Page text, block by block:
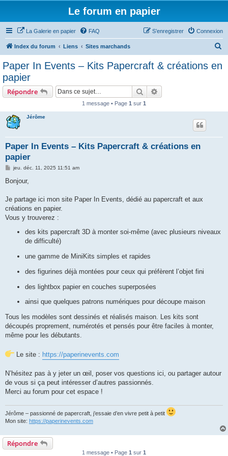
Le forum en papier
La Galerie en papier FAQ Connexion
S’enregistrer
Index du forum Liens Sites marchands
Paper In Events – Kits Papercraft & créations en
papier
Répondre Rechercher
1 message • Page 1 sur 1
Jérôme
Paper In Events – Kits Papercraft & créations en
papier
M
s
g
jeu. déc. 11, 2025 11:51 am
Bonjour,
Je partage ici mon site Paper In Events, dédié au papercraft et aux
créations en papier.
Vous y trouverez :
des kits papercraft 3D à monter soi-même (avec plusieurs niveaux
de difficulté)
une gamme de MiniKits simples et rapides
des figurines déjà montées pour ceux qui préfèrent l’objet fini
des lightbox papier en couches superposées
ainsi que quelques patrons numériques pour découpe maison
Tous les modèles sont dessinés et réalisés maison. Les kits sont
découpés proprement, numérotés et pensés pour être faciles à monter,
même pour les débutants.
Le site : https://paperinevents.com
N’hésitez pas à y jeter un œil, poser vos questions ici, ou partager autour
de vous si ça peut intéresser d’autres passionnés.
Merci au forum pour cet espace !
Jérôme – passionné de papercraft, j’essaie d’en vivre petit à petit
Mon site: https://paperinevents.com
Répondre
1 message • Page 1 sur 1